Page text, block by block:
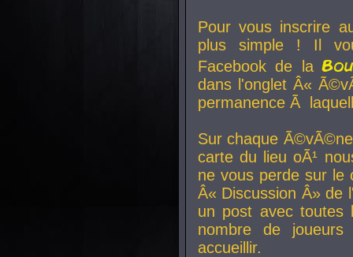
Pour vous inscrire
plus simple ! Il
Facebook de la
dans l'onglet Â«
permanence Ã
Sur chaque
carte du lieu oÃ¹
ne vous perde sur le
Â« Discussion Â» de
un post avec toutes
nombre de
accueillir.